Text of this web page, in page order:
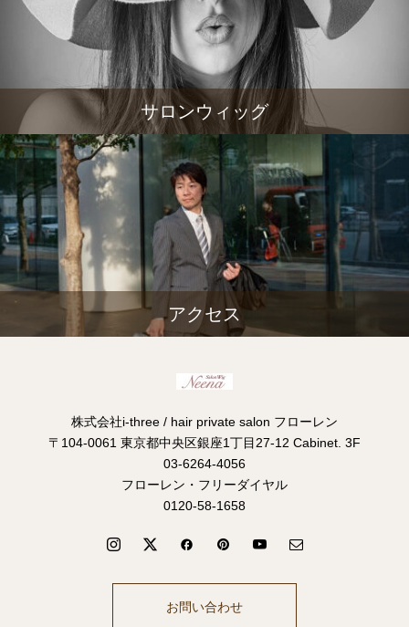
サロンウィッグ
アクセス
株式会社i-three / hair private salon フローレン
〒104-0061 東京都中央区銀座1丁目27-12 Cabinet. 3F
03-6264-4056
フローレン・フリーダイヤル
0120-58-1658
お問い合わせ